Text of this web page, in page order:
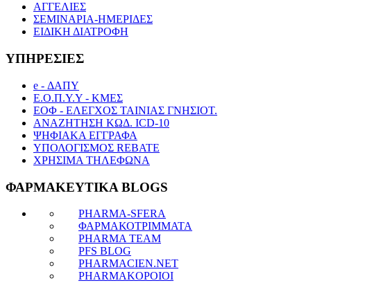
ΑΓΓΕΛΙΕΣ
ΣΕΜΙΝΑΡΙΑ-ΗΜΕΡΙΔΕΣ
ΕΙΔΙΚΗ ΔΙΑΤΡΟΦΗ
ΥΠΗΡΕΣΙΕΣ
e - ΔΑΠΥ
Ε.Ο.Π.Υ.Υ - ΚΜΕΣ
ΕΟΦ - ΕΛΕΓΧΟΣ ΤΑΙΝΙΑΣ ΓΝΗΣΙΟΤ.
ΑΝΑΖΗΤΗΣΗ ΚΩΔ. ICD-10
ΨΗΦΙΑΚΑ ΕΓΓΡΑΦΑ
ΥΠΟΛΟΓΙΣΜΟΣ REBATE
ΧΡΗΣΙΜΑ ΤΗΛΕΦΩΝΑ
ΦΑΡΜΑΚΕΥΤΙΚΑ BLOGS
PHARMA-SFERA
ΦΑΡΜΑΚΟΤΡΙΜΜΑΤΑ
PHARMA TEAM
PFS BLOG
PHARMACIEN.NET
PHARMAKOPOIOI